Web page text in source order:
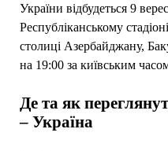
України відбудеться 9
Республіканському
столиці Азербайджану,
на 19:00 за київським
Де та як
– Україна